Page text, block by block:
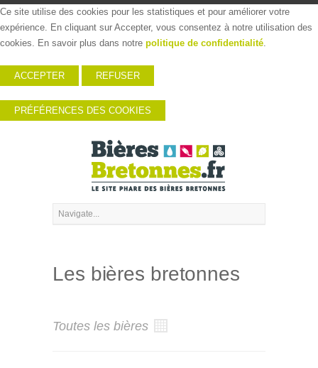
Ce site utilise des cookies pour les statistiques et pour améliorer votre
expérience. En cliquant sur Accepter, vous consentez à notre utilisation des
cookies. En savoir plus dans notre politique de confidentialité.
ACCEPTER REFUSER
PRÉFÉRENCES DES COOKIES
Les bières bretonnes
Toutes les bières